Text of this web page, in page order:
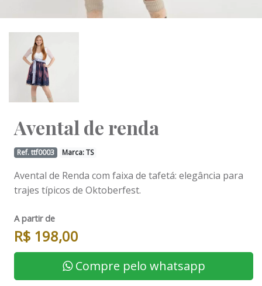
Avental de renda
Ref. ttf0003 Marca: TS
Avental de Renda com faixa de tafetá: elegância para
trajes típicos de Oktoberfest.
A partir de
R$ 198,00
Compre pelo whatsapp